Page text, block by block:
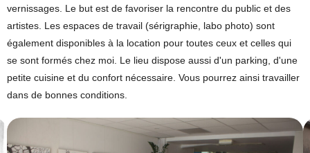
vernissages. Le but est de favoriser la rencontre du public et des
artistes. Les espaces de travail (sérigraphie, labo photo) sont
également disponibles à la location pour toutes ceux et celles qui
se sont formés chez moi. Le lieu dispose aussi d'un parking, d'une
petite cuisine et du confort nécessaire. Vous pourrez ainsi travailler
dans de bonnes conditions.